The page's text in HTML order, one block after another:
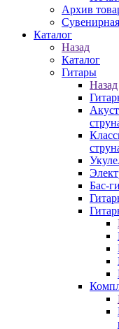
Архив
Каталог
Назад
Каталог
Гитары
Назад
Бас-